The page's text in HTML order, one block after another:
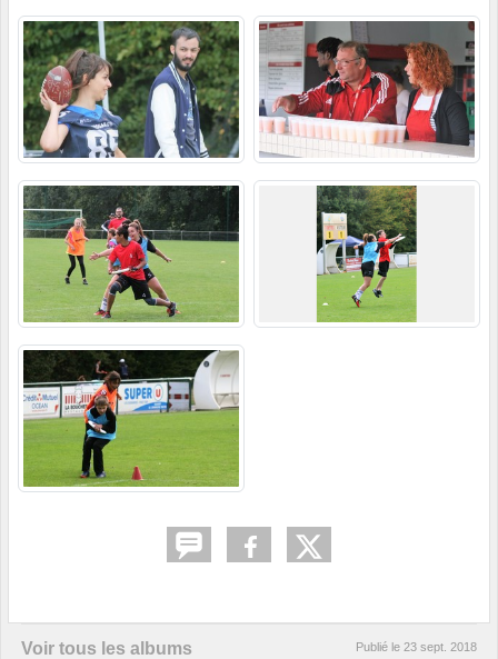
Voir tous les albums
Publié le 23 sept. 2018